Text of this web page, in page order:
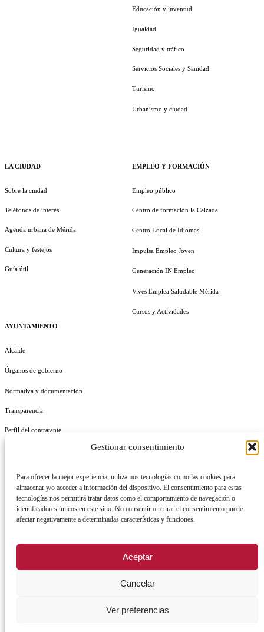
Gestionar consentimiento
Para ofrecer la mejor experiencia, utilizamos tecnologías como las cookies para
almacenar y/o acceder a información del dispositivo. El consentimiento para estas
tecnologías nos permitirá tratar datos como el comportamiento de navegación o
identificadores únicos en este sitio. No consentir o retirar el consentimiento puede
afectar negativamente a determinadas características y funciones.
Aceptar
Cancelar
Ver preferencias
LA CIUDAD
Sobre la ciudad
Teléfonos de interés
Agenda urbana de Mérida
Cultura y festejos
Guía útil
AYUNTAMIENTO
Alcalde
Órganos de gobierno
Normativa y documentación
Transparencia
Perfil del contratante
Educación y juventud
Igualdad
Seguridad y tráfico
Servicios Sociales y Sanidad
Turismo
Urbanismo y ciudad
EMPLEO Y FORMACIÓN
Empleo público
Centro de formación la Calzada
Centro Local de Idiomas
Impulsa Empleo Joven
Generación IN Empleo
Vives Emplea Saludable Mérida
Cursos y Actividades
REGISTRO DE ACTIVIDADES DE TRATAMIENTO